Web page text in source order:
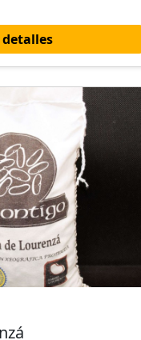
detalles